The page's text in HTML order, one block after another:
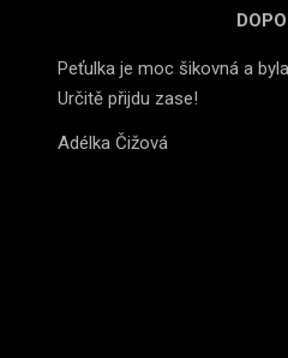
Peťulka je moc šikovná a
Určitě přijdu zase!
Adélka Čižová